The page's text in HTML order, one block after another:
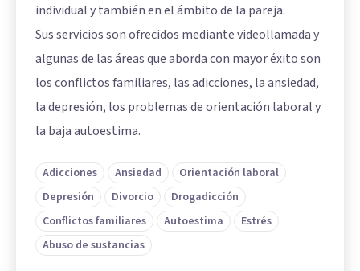
individual y también en el ámbito de la pareja.
Sus servicios son ofrecidos mediante videollamada y
algunas de las áreas que aborda con mayor éxito son
los conflictos familiares, las adicciones, la ansiedad,
la depresión, los problemas de orientación laboral y
la baja autoestima.
Adicciones Ansiedad
Orientación laboral
Depresión
Divorcio
Drogadicción
Conflictos familiares
Autoestima
Estrés
Abuso de sustancias